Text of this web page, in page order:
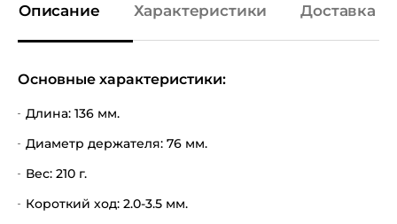
Описание Характеристики Доставка и
Основные характеристики:
Длина: 136 мм.
Диаметр держателя: 76 мм.
Вес: 210 г.
Короткий ход: 2.0-3.5 мм.